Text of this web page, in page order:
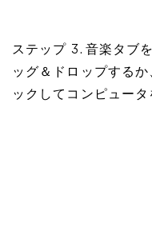
ステップ 3. 音楽タブ
ッグ＆ドロップする
ックしてコンピュー